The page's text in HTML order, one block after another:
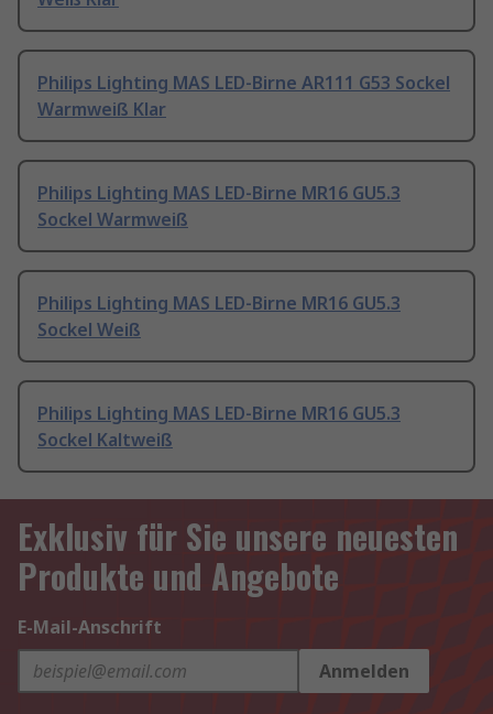
Philips Lighting MAS LED-Birne AR111 G53 Sockel
Warmweiß Klar
Philips Lighting MAS LED-Birne MR16 GU5.3
Sockel Warmweiß
Philips Lighting MAS LED-Birne MR16 GU5.3
Sockel Weiß
Philips Lighting MAS LED-Birne MR16 GU5.3
Sockel Kaltweiß
Exklusiv für Sie unsere neuesten
Produkte und Angebote
E-Mail-Anschrift
Anmelden